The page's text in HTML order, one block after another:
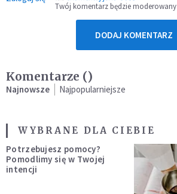
Twój komentarz będzie moderowany
DODAJ KOMENTARZ
Komentarze ()
Najnowsze Najpopularniejsze
WYBRANE DLA CIEBIE
Potrzebujesz pomocy?
Pomodlimy się w Twojej
intencji